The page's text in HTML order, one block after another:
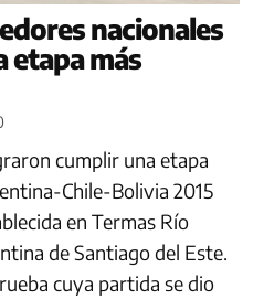
nacionales
etapa más
cumplir una etapa
Chile-Bolivia 2015
en Termas Río
de Santiago del Este.
cuya partida se dio